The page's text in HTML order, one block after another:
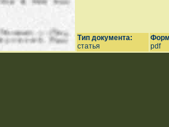
Тип документа:
статья
pdf